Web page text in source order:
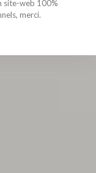
site-web 100%
merci.